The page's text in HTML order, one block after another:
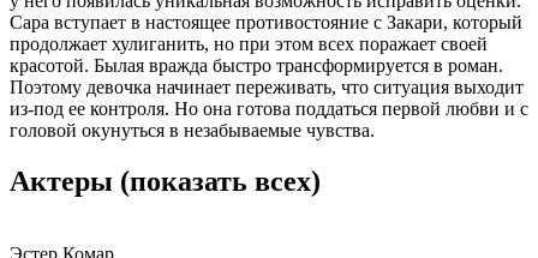
Сара вступает в настоящее противостояние с Закари, который
продолжает хулиганить, но при этом всех поражает своей
красотой. Былая вражда быстро трансформируется в роман.
Поэтому девочка начинает переживать, что ситуация выходит
из-под ее контроля. Но она готова поддаться первой любви и с
головой окунуться в незабываемые чувства.
Актеры (показать всех)